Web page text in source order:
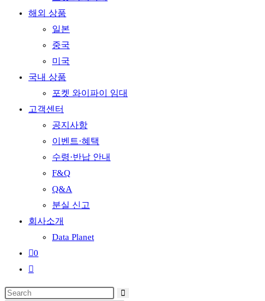
해외 상품
일본
중국
미국
국내 상품
포켓 와이파이 임대
고객센터
공지사항
이벤트·혜택
수령·반납 안내
F&Q
Q&A
분실 신고
회사소개
Data Planet
0
Toggle